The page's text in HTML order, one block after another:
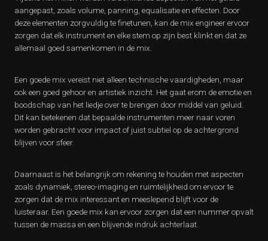
aangepast, zoals volume, panning, equalisatie en effecten. Door
deze elementen zorgvuldig te finetunen, kan de mix engineer ervoor
zorgen dat elk instrument en elke stem op zijn best klinkt en dat ze
allemaal goed samenkomen in de mix.
Een goede mix vereist niet alleen technische vaardigheden, maar
ook een goed gehoor en artistiek inzicht. Het gaat erom de emotie en
boodschap van het liedje over te brengen door middel van geluid.
Dit kan betekenen dat bepaalde instrumenten meer naar voren
worden gebracht voor impact of juist subtiel op de achtergrond
blijven voor sfeer.
Daarnaast is het belangrijk om rekening te houden met aspecten
zoals dynamiek, stereo-imaging en ruimtelijkheid om ervoor te
zorgen dat de mix interessant en meeslepend blijft voor de
luisteraar. Een goede mix kan ervoor zorgen dat een nummer opvalt
tussen de massa en een blijvende indruk achterlaat.